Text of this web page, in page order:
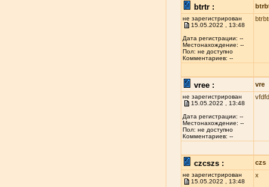
btrtr :
не зарегистрирован
15.05.2022 , 13:48
Дата регистрации: --
Местонахождение: --
Пол: не доступно
Комментариев: --
vree : vre
не зарегистрирован
15.05.2022 , 13:48
Дата регистрации: --
Местонахождение: --
Пол: не доступно
Комментариев: --
czcszs : czs
не зарегистрирован
15.05.2022 , 13:48
x